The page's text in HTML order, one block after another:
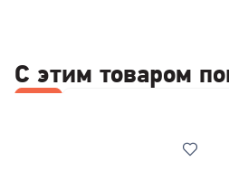
С этим товаром